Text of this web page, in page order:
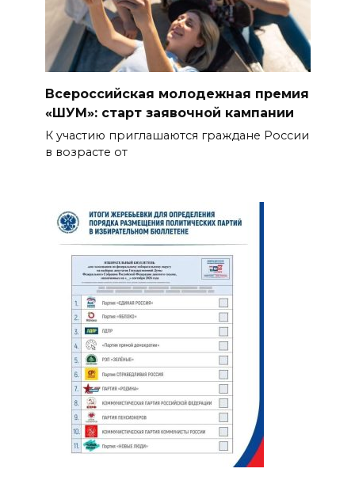
Всероссийская молодежная премия
«ШУМ»: старт заявочной кампании
К участию приглашаются граждане России
в возрасте от